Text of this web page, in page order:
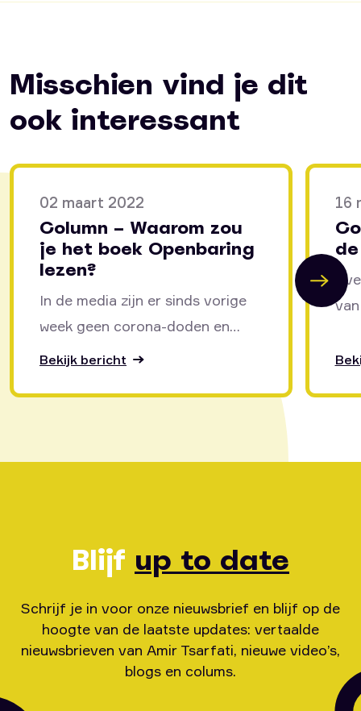
Misschien vind je dit
ook interessant
02 maart 2022
Column – Waarom zou
je het boek Openbaring
lezen?
In de media zijn er sinds vorige
week geen corona-doden en
geen besmettingen meer. Het
Bekijk bericht
16
Blijf up to date
Schrijf je in voor onze nieuwsbrief en blijf op de
hoogte van de laatste updates: vertaalde
nieuwsbrieven van Amir Tsarfati, nieuwe video’s,
blogs en colums.